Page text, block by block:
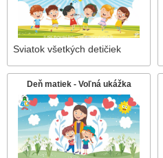
Sviatok všetkých detičiek
Deň matiek - Voľná ukážka